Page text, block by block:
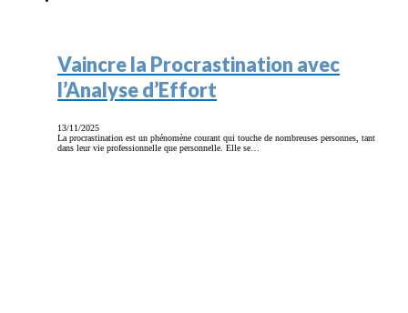
Vaincre la Procrastination avec
l’Analyse d’Effort
13/11/2025
La procrastination est un phénomène courant qui touche de nombreuses personnes, tant
dans leur vie professionnelle que personnelle. Elle se…